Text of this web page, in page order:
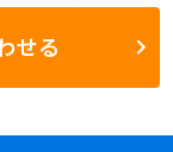
せる